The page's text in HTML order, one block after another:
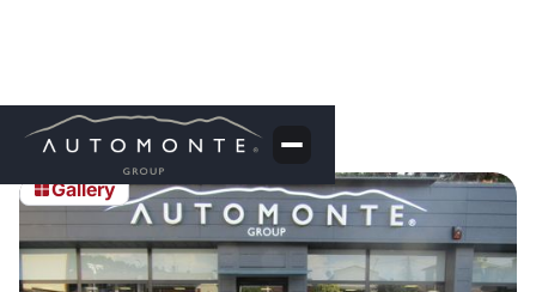
Gallery